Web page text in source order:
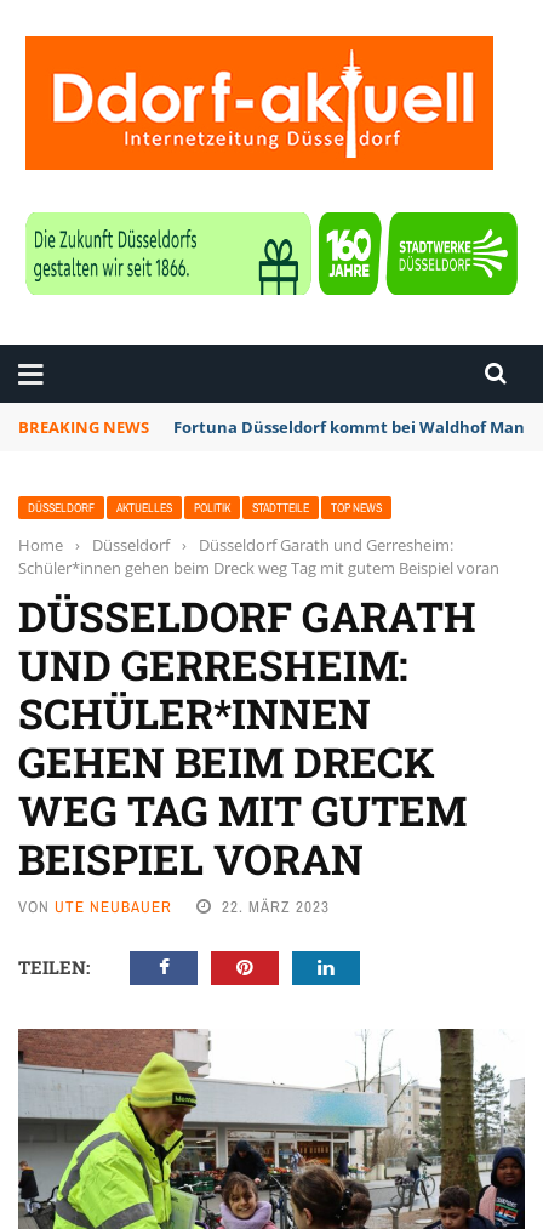
BREAKING NEWS Fortuna Düsseldorf kommt bei Waldhof
DÜSSELDORF AKTUELLES POLITIK STADTTEILE TOP NEWS
Home › Düsseldorf ›
Düsseldorf Garath und Gerresheim:
Schüler*innen gehen beim Dreck weg Tag mit gutem Beispiel voran
DÜSSELDORF GARATH
UND GERRESHEIM:
SCHÜLER*INNEN
GEHEN BEIM DRECK
WEG TAG MIT GUTEM
BEISPIEL VORAN
VON UTE NEUBAUER 22. MÄRZ 2023
TEILEN: